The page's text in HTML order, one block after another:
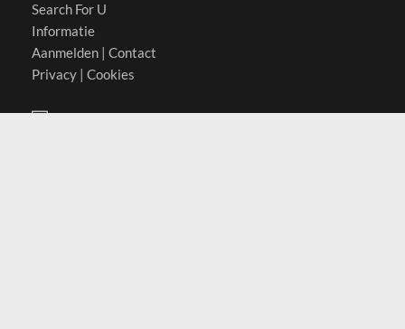
Search For U
Informatie
Aanmelden | Contact
Privacy | Cookies
Actief in